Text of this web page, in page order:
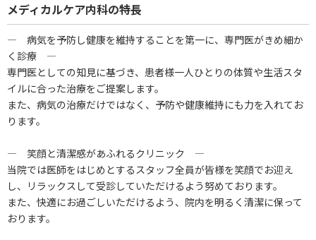
メディカルケア内科の特長
― 病気を予防し健康を維持することを第一に、専門医がきめ細か
く診療 ―
専門医としての知見に基づき、患者様一人ひとりの体質や生活スタ
イルに合った治療をご提案します。
また、病気の治療だけではなく、予防や健康維持にも力を入れてお
ります。
― 笑顔と清潔感があふれるクリニック ―
当院では医師をはじめとするスタッフ全員が皆様を笑顔でお迎え
し、リラックスして受診していただけるよう努めております。
また、快適にお過ごしいただけるよう、院内を明るく清潔に保って
おります。